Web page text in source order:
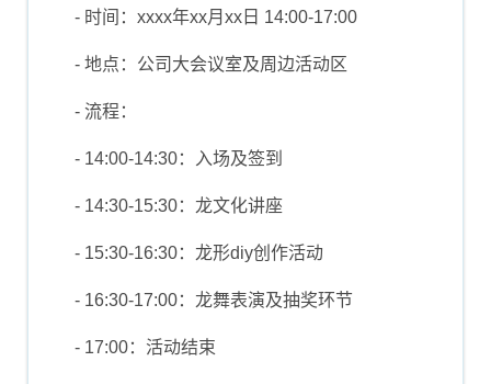
- 时间：xxxx年xx月xx日 14:00-17:00
- 地点：公司大会议室及周边活动区
- 流程：
- 14:00-14:30：入场及签到
- 14:30-15:30：龙文化讲座
- 15:30-16:30：龙形diy创作活动
- 16:30-17:00：龙舞表演及抽奖环节
- 17:00：活动结束